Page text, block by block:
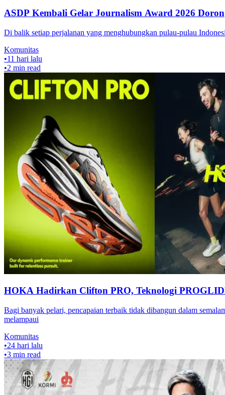
ASDP Kembali Gelar Journalism Award 2026
Di balik setiap perjalanan yang menghubungkan pulau-pulau
Komunitas
•11 hari lalu
•2 min read
HOKA Hadirkan Clifton PRO, Teknologi
Bagi banyak pelari, pencapaian terbaik tidak dibangun dalam
melampaui
Komunitas
•24 hari lalu
•3 min read